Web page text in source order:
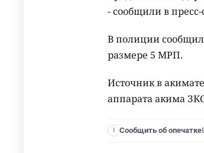
- сообщили в
В полиции
размере 5 МРП.
Источник в
аппарата акима
Сообщить об опечатке